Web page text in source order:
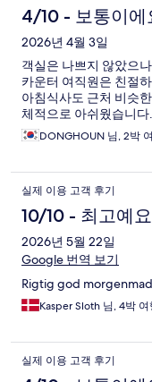
용
후
기
4/10 - 보통이에
2026년 4월 3일
객실은 나쁘지 않았으
카운터 여직원은 친절
아침식사도 근처 비슷
체적으로 아쉬웠습니다.
DONGHOUN 님, 2박
실제 이용 고객 후기
10/10 - 최고예요
2026년 5월 22일
Google 번역 보기
Rigtig god
Kasper Sloth 님, 4박 여
실제 이용 고객 후기